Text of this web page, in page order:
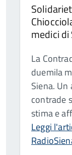
medici di
La
duemila
Siena.
contrade
stima e
Leggi